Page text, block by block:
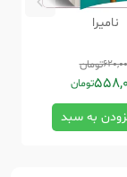
نامیرا
تومان
تومان
به سبد